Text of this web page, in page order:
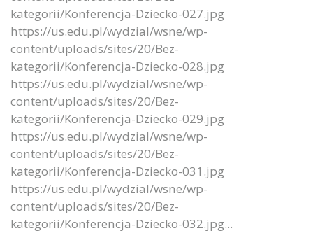
kategorii/Konferencja-Dziecko-027.jpg
https://us.edu.pl/wydzial/wsne/wp-
content/uploads/sites/20/Bez-
kategorii/Konferencja-Dziecko-028.jpg
https://us.edu.pl/wydzial/wsne/wp-
content/uploads/sites/20/Bez-
kategorii/Konferencja-Dziecko-029.jpg
https://us.edu.pl/wydzial/wsne/wp-
content/uploads/sites/20/Bez-
kategorii/Konferencja-Dziecko-031.jpg
https://us.edu.pl/wydzial/wsne/wp-
content/uploads/sites/20/Bez-
kategorii/Konferencja-Dziecko-032.jpg...